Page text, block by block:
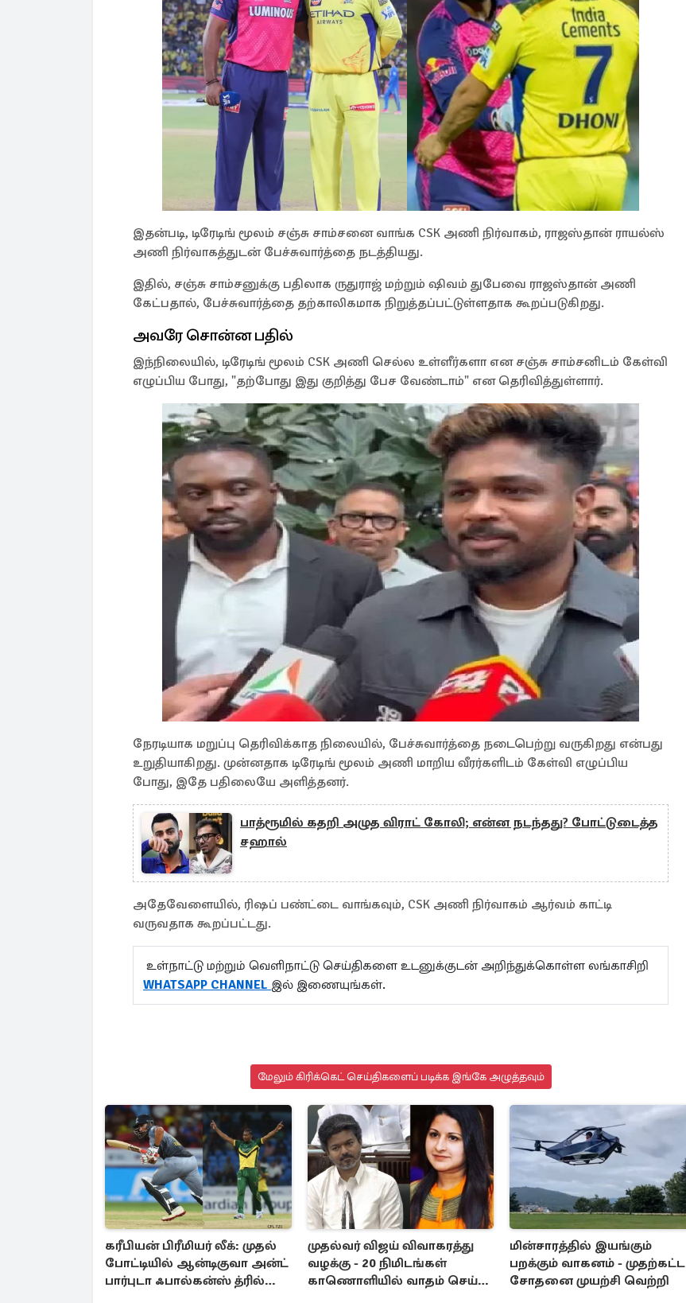
இதன்படி, டிரேடிங் மூலம் சஞ்சு சாம்சனை வாங்க CSK அணி நிர்வாகம், ராஜஸ்தான் ராயல்ஸ்
அணி நிர்வாகத்துடன் பேச்சுவார்த்தை நடத்தியது.
இதில், சஞ்சு சாம்சனுக்கு பதிலாக ருதுராஜ் மற்றும் ஷிவம் துபேவை ராஜஸ்தான் அணி
கேட்பதால், பேச்சுவார்த்தை தற்காலிகமாக நிறுத்தப்பட்டுள்ளதாக கூறப்படுகிறது.
அவரே சொன்ன பதில்
இந்நிலையில், டிரேடிங் மூலம் CSK அணி செல்ல உள்ளீர்களா என சஞ்சு சாம்சனிடம் கேள்வி
எழுப்பிய போது, "தற்போது இது குறித்து பேச வேண்டாம்" என தெரிவித்துள்ளார்.
நேரடியாக மறுப்பு தெரிவிக்காத நிலையில், பேச்சுவார்த்தை நடைபெற்று வருகிறது என்பது
உறுதியாகிறது. முன்னதாக டிரேடிங் மூலம் அணி மாறிய வீரர்களிடம் கேள்வி எழுப்பிய
போது, இதே பதிலையே அளித்தனர்.
பாத்ரூமில் கதறி அழுத விராட் கோலி; என்ன நடந்தது? போட்டுடைத்த
சஹால்
அதேவேளையில், ரிஷப் பண்ட்டை வாங்கவும், CSK அணி நிர்வாகம் ஆர்வம் காட்டி
வருவதாக கூறப்பட்டது.
உள்நாட்டு மற்றும் வெளிநாட்டு செய்திகளை உடனுக்குடன் அறிந்துக்கொள்ள லங்காசிறி
WHATSAPP CHANNEL இல் இணையுங்கள்.
மேலும் கிரிக்கெட் செய்திகளைப் படிக்க இங்கே அழுத்தவும்
கரீபியன் பிரீமியர் லீக்: முதல்
போட்டியில் ஆன்டிகுவா அன்ட்
பார்புடா ஃபால்கன்ஸ் த்ரில்
முதல்வர் விஜய் விவாகரத்து
வழக்கு - 20 நிமிடங்கள்
காணொளியில் வாதம் செய்த
மின்சாரத்தில் இயங்கும்
பறக்கும் வாகனம் - முதற்கட்ட
சோதனை முயற்சி வெற்றி